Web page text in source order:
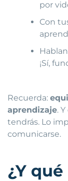
por
Con
¡Sí,
Recuerda:
aprendizaje.
tendrás. Lo
comunicarse.
¿Y